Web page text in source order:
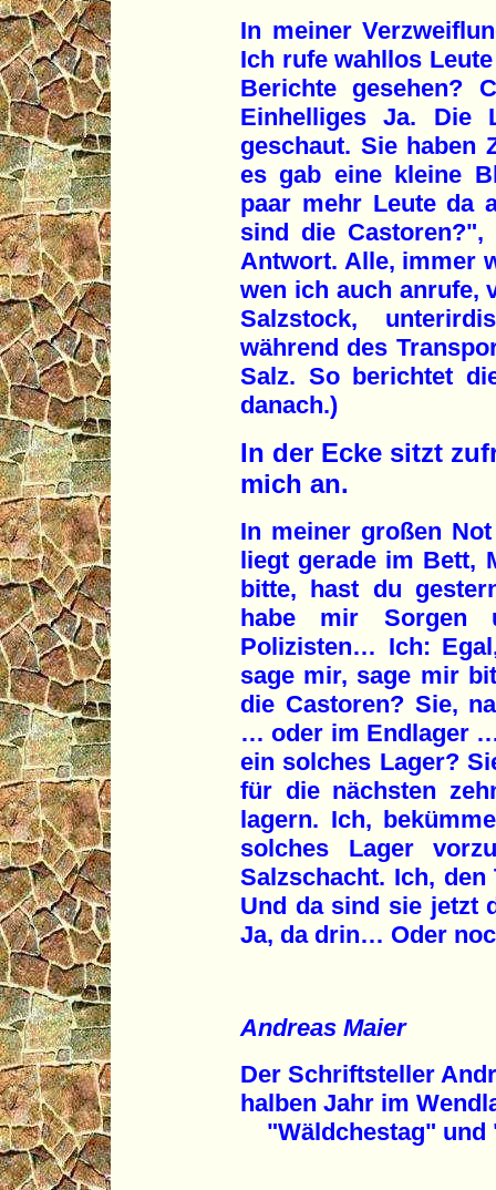
In meiner
Ich rufe wahllos
Berichte gesehen?
Einhelliges Ja. Die
geschaut. Sie haben
es gab eine kleine
paar mehr Leute da
sind die
Antwort. Alle, immer
wen ich auch anrufe,
Salzstock,
während des
Salz. So berichtet
danach.)
In der Ecke sitzt
mich an.
In meiner großen
liegt gerade im Bett,
bitte, hast du
habe mir Sorgen
Polizisten… Ich:
sage mir, sage mir
die Castoren? Sie,
… oder im Endlager
ein solches Lager?
für die nächsten
lagern. Ich,
solches Lager
Salzschacht. Ich,
Und da sind sie jetzt
Ja, da drin… Oder
Andreas Maier
Der Schriftsteller
halben Jahr im
"Wäldchestag" und